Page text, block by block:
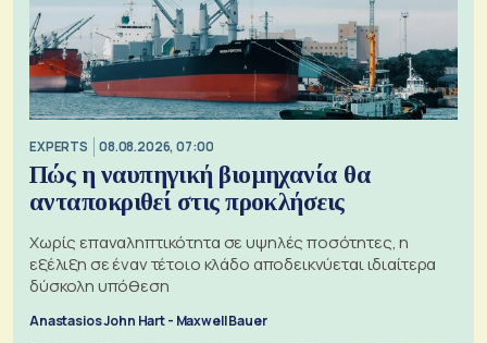
EXPERTS 08.08.2026, 07:00
Πώς η ναυπηγική βιομηχανία θα
ανταποκριθεί στις προκλήσεις
Χωρίς επαναληπτικότητα σε υψηλές ποσότητες, η
εξέλιξη σε έναν τέτοιο κλάδο αποδεικνύεται ιδιαίτερα
δύσκολη υπόθεση
Anastasios John Hart - Maxwell Bauer